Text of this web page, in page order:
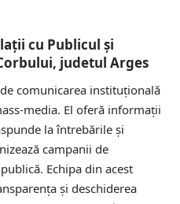
cu Publicul și
judetul Arges
comunicarea instituțională
media. El oferă informații
la întrebările și
campanii de
Echipa din acest
și deschiderea